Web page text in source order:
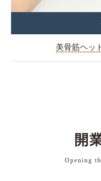
美骨筋ヘッ
開
Opening